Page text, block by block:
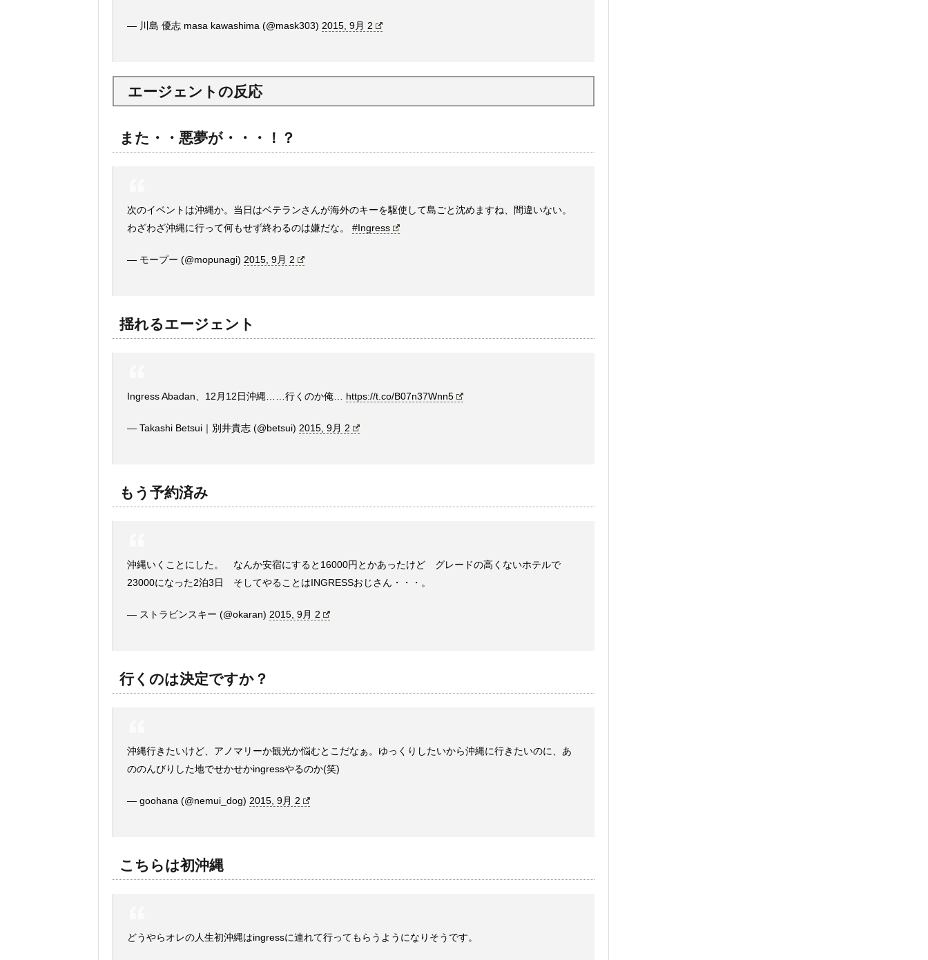
— 川島 優志 masa kawashima (@mask303) 2015, 9月 2
エージェントの反応
また・・悪夢が・・・！？
次のイベントは沖縄か。当日はベテランさんが海外のキーを駆使して島ごと沈めますね、間違いない。
わざわざ沖縄に行って何もせず終わるのは嫌だな。 #Ingress
— モープー (@mopunagi) 2015, 9月 2
揺れるエージェント
Ingress Abadan、12月12日沖縄……行くのか俺… https://t.co/B07n37Wnn5
— Takashi Betsui｜別井貴志 (@betsui) 2015, 9月 2
もう予約済み
沖縄いくことにした。 なんか安宿にすると16000円とかあったけど グレードの高くないホテルで
23000になった2泊3日 そしてやることはINGRESSおじさん・・・。
— ストラビンスキー (@okaran) 2015, 9月 2
行くのは決定ですか？
沖縄行きたいけど、アノマリーか観光か悩むとこだなぁ。ゆっくりしたいから沖縄に行きたいのに、あ
ののんびりした地でせかせかingressやるのか(笑)
— goohana (@nemui_dog) 2015, 9月 2
こちらは初沖縄
どうやらオレの人生初沖縄はingressに連れて行ってもらうようになりそうです。